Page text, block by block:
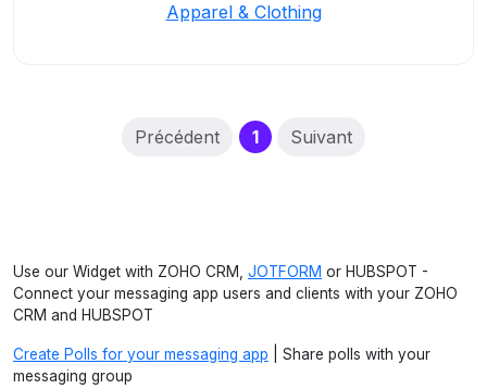
Apparel & Clothing
Précédent 1(current)
Suivant
Use our Widget with ZOHO CRM, JOTFORM or HUBSPOT -
Connect your messaging app users and clients with your ZOHO
CRM and HUBSPOT
Create Polls for your messaging app | Share polls with your
messaging group